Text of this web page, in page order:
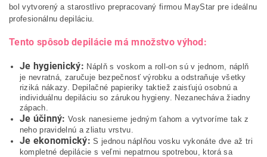
bol vytvorený a starostlivo prepracovaný firmou MayStar pre ideálnu
profesionálnu depiláciu.
Tento spôsob depilácie má množstvo výhod:
Je hygienický: Náplň s voskom a roll-on sú v jednom, náplň
je nevratná, zaručuje bezpečnosť výrobku a odstraňuje všetky
riziká nákazy. Depilačné papieriky taktiež zaisťujú osobnú a
individuálnu depiláciu so zárukou hygieny. Nezanecháva žiadny
zápach.
Je účinný: Vosk nanesieme jedným ťahom a vytvoríme tak z
neho pravidelnú a zliatu vrstvu.
Je ekonomický: S jednou náplňou vosku vykonáte dve až tri
kompletné depilácie s veľmi nepatrnou spotrebou, ktorá sa